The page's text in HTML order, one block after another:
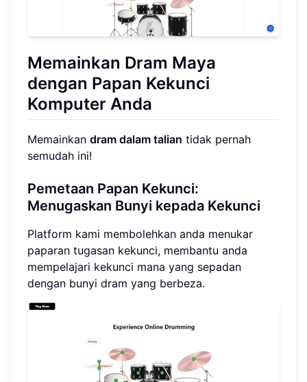
Memainkan Dram Maya
dengan Papan Kekunci
Komputer Anda
Memainkan dram dalam talian tidak pernah
semudah ini!
Pemetaan Papan Kekunci:
Menugaskan Bunyi kepada Kekunci
Platform kami membolehkan anda menukar
paparan tugasan kekunci, membantu anda
mempelajari kekunci mana yang sepadan
dengan bunyi dram yang berbeza.